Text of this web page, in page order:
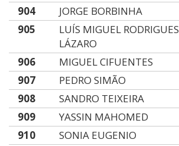
904
JORGE BORBINHA
905
LUÍS MIGUEL RODRIGUES
LÁZARO
906
MIGUEL CIFUENTES
907
PEDRO SIMÃO
908
SANDRO TEIXEIRA
909
YASSIN MAHOMED
910
SONIA EUGENIO